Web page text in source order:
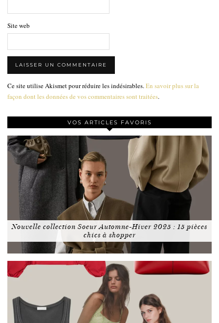
Site web
Ce site utilise Akismet pour réduire les indésirables. En savoir plus sur la
façon dont les données de vos commentaires sont traitées.
VOS ARTICLES FAVORIS
Nouvelle collection Soeur Automne-Hiver 2025 : 15 pièces
chics à shopper